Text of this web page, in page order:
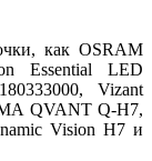
как OSRAM
Essential LED
Vizant
QVANT Q-H7,
Vision H7 и